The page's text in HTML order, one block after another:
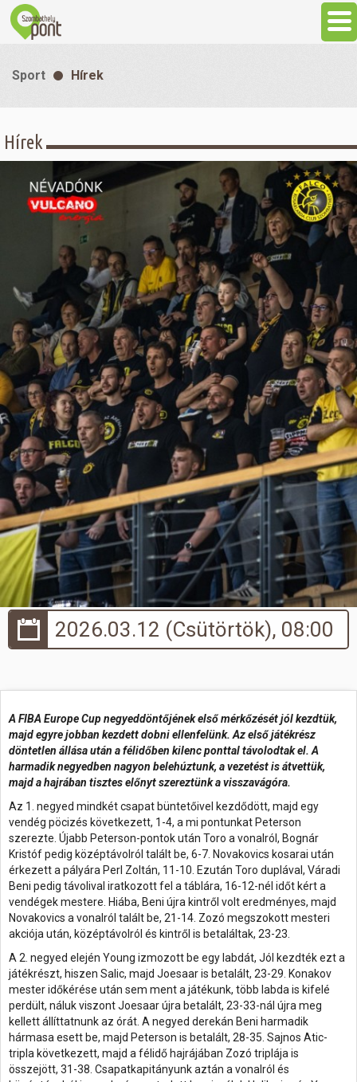
Látnivalók
Gasztronómia
Szállás
Sport
Szabadidő
Hasznos
Sport Hírek
Hírek
2026.03.12 (Csütörtök), 08:00
A FIBA Europe Cup negyeddöntőjének első mérkőzésétjól kezdtük,
majd egyre jobban kezdett dobni ellenfelünk. Az első játékrész
döntetlen állása után a félidőben kilenc ponttal távolodtak el. A
harmadik negyedben nagyon belehúztunk, a vezetést is átvettük,
majd a hajrában tisztes előnyt szereztünk a visszavágóra.
Az 1. negyed mindkét csapat büntetőivel kezdődött, majd egy
vendég pöcizés következett, 1-4, a mi pontunkat Peterson
szerezte. Újabb Peterson-pontok után Toro a vonalról, Bognár
Kristóf pedig középtávolról talált be, 6-7. Novakovics kosarai után
érkezett a pályára Perl Zoltán, 11-10. Ezután Toro duplával, Váradi
Beni pedig távolival iratkozott fel a táblára, 16-12-nél időt kért a
vendégek mestere. Hiába, Beni újra kintről volt eredményes, majd
Novakovics a vonalról talált be, 21-14. Zozó megszokott mesteri
akciója után, középtávolról és kintről is betaláltak, 23-23.
A 2. negyed elején Young izmozott be egy labdát, Jól kezdték ezt a
játékrészt, hiszen Salic, majd Joesaar is betalált, 23-29. Konakov
mester időkérése után sem ment a játékunk, több labda is kifelé
perdült, náluk viszont Joesaar újra betalált, 23-33-nál újra meg
kellett állíttatnunk az órát. A negyed derekán Beni harmadik
hármasa esett be, majd Peterson is betalált, 28-35. Sajnos Atic-
tripla következett, majd a félidő hajrájában Zozó triplája is
összejött, 31-38. Csapatkapitányunk aztán a vonalról és